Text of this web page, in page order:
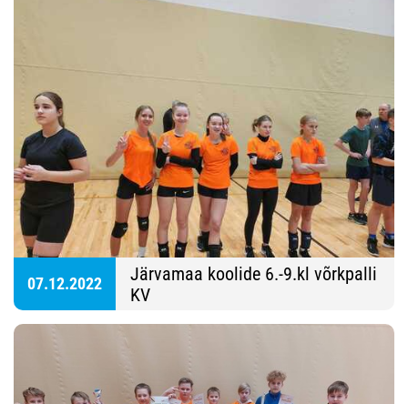
07.12.2022
Järvamaa koolide 6.-9.kl võrkpalli
KV